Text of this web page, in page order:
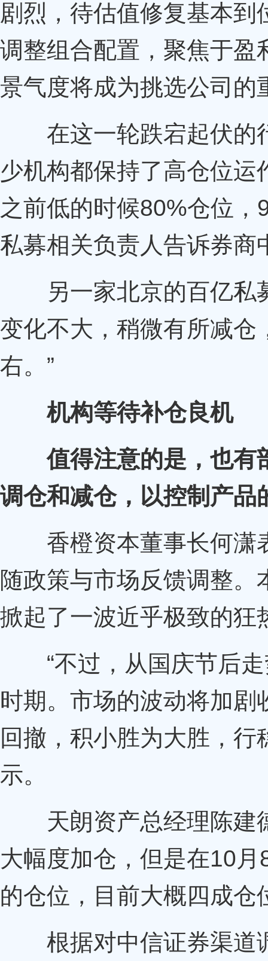
剧烈，待估值修复基本
调整组合配置，聚焦于盈
景气度将成为挑选公司的
在这一轮跌宕起伏的
少机构都保持了高仓位运
之前低的时候80%仓位，
私募相关负责人告诉券商
另一家北京的百亿私
变化不大，稍微有所减
右。”
机构等待补仓良机
值得注意的是，也有
调仓和减仓，以控制产品
香橙资本董事长何潇
随政策与市场反馈调整
掀起了一波近乎极致的狂
“不过，从国庆节后走
时期。市场的波动将加
回撤，积小胜为大胜，行
示。
天朗资产总经理陈建
大幅度加仓，但是在10
的仓位，目前大概四成仓
根据对中信证券渠道